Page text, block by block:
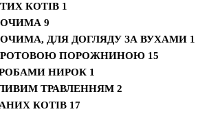
КОТІВ 1
ОЧИМА 9
ДЛЯ ДОГЛЯДУ ЗА ВУХАМИ 1
РОТОВОЮ ПОРОЖНИНОЮ 15
НИРОК 1
ТРАВЛЕННЯМ 2
КОТІВ 17